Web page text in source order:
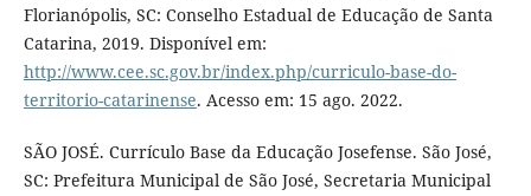
Florianópolis, SC: Conselho Estadual de Educação de Santa
Catarina, 2019. Disponível em:
http://www.cee.sc.gov.br/index.php/curriculo-base-do-
territorio-catarinense. Acesso em: 15 ago. 2022.
SÃO JOSÉ. Currículo Base da Educação Josefense. São José,
SC: Prefeitura Municipal de São José, Secretaria Municipal